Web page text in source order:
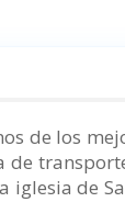
de los
de
de